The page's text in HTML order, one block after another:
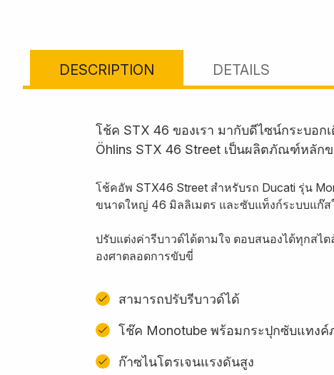
DESCRIPTION DETAILS
โช้ค STX 46 ของเรา มากับดีไซน์กระบอ
Öhlins STX 46 Street เป็นผลิตภัณฑ์หลัก
โช้คอัพ STX46 Street สำหรับรถ Ducati รุ่น
ขนาดใหญ่ 46 มิลลิเมตร และซับแท็งก์ระบบแก๊ส
ปรับแต่งค่ารีบาวด์ได้ตามใจ ตอบสนองได้ทุกส
องศาตลอดการขับขี่
สามารถปรับรีบาวด์ได้
โช๊ค Monotube พร้อมกระปุกซับแทงค์
ก๊าซไนโตรเจนแรงดันสูง